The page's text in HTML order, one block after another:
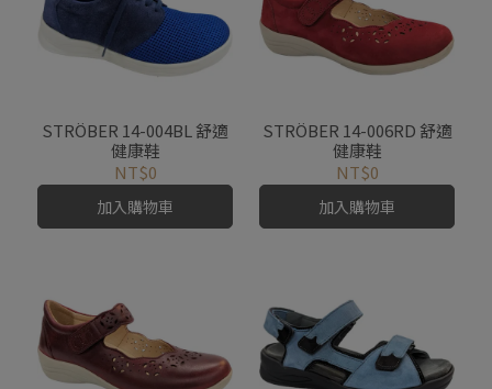
STRÖBER 14-004BL 舒適
健康鞋
NT$0
加入購物車
STRÖBER 14-006RD 舒適
健康鞋
NT$0
加入購物車